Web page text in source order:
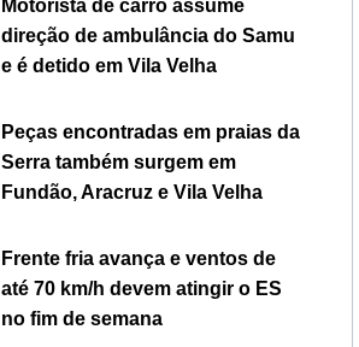
Motorista de carro assume
direção de ambulância do Samu
e é detido em Vila Velha
Peças encontradas em praias da
Serra também surgem em
Fundão, Aracruz e Vila Velha
Frente fria avança e ventos de
até 70 km/h devem atingir o ES
no fim de semana